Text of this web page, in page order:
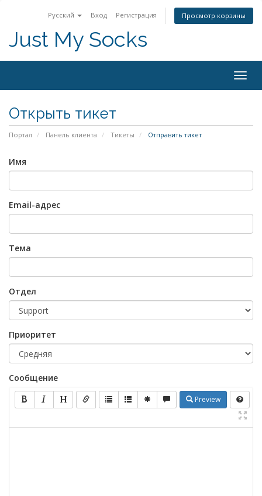
Русский Вход Регистрация Просмотр корзины
Just My Socks
Открыть тикет
Портал Панель клиента Тикеты Отправить тикет
Имя
Email-адрес
Тема
Отдел
Приоритет
Сообщение
Preview